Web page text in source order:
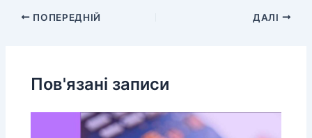
ПОПЕРЕДНІЙ ДАЛІ
Пов'язані записи